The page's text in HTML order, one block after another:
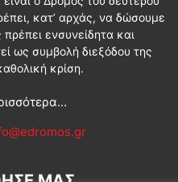
κατ’ αρχάς, να δώσουμε
ενσυνείδητα και
ως συμβολή διεξόδου της
κρίση.